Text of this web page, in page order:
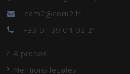
com2@com2.fr
+33 01 39 04 02 21
A propos
Mentions légales